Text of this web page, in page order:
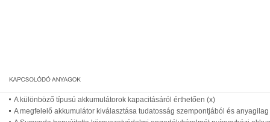
A különböző típusú akkumulátorok kapacitásáról érthetően (x)
A megfelelő akkumulátor kiválasztása tudatosság szempontjából és